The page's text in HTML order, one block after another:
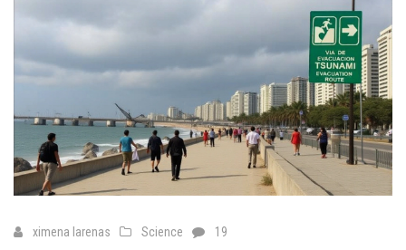
ximena larenas Science 19